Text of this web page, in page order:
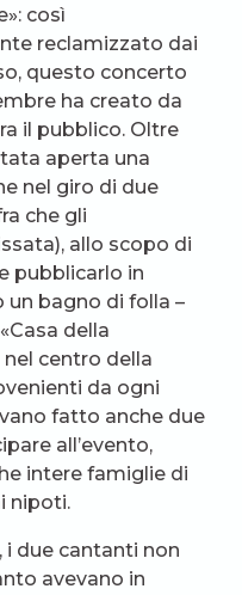
così
reclamizzato dai
questo concerto
ha creato da
il pubblico. Oltre
aperta una
nel giro di due
che gli
allo scopo di
pubblicarlo in
bagno di folla –
della
nel centro della
da ogni
fatto anche due
all’evento,
intere famiglie di
nipoti.
i due cantanti non
avevano in